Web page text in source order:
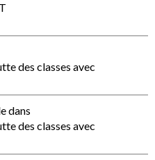
des classes avec
dans
des classes avec